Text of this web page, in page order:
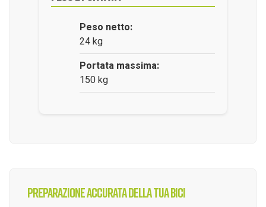
Peso netto:
24 kg
Portata massima:
150 kg
Preparazione accurata della tua bici